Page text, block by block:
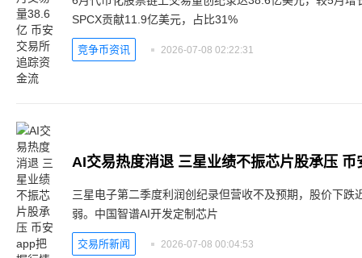
SPCX贡献11.9亿美元，占比31%
竞争币资讯 2026-07-08 02:22:31
AI交易热度消退 三星业绩不振芯片股承压
三星电子第二季度利润创纪录但营收不及预期，股价下跌
弱。中国智谱AI开发定制芯片
交易所新闻 2026-07-08 00:04:53